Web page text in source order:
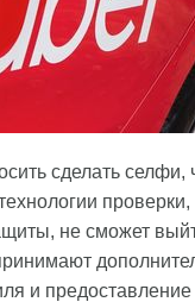
сделать
не сможет
и